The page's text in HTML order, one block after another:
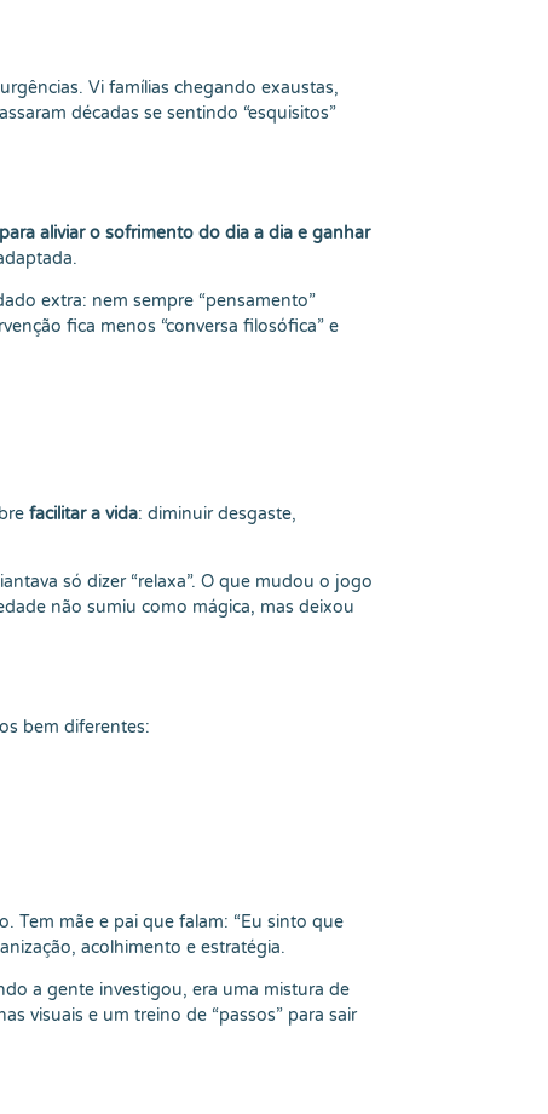
Vi famílias chegando exaustas,
décadas se sentindo “esquisitos”
aliviar o sofrimento do dia a dia e ganhar
extra: nem sempre “pensamento”
fica menos “conversa filosófica” e
facilitar a vida: diminuir desgaste,
só dizer “relaxa”. O que mudou o jogo
não sumiu como mágica, mas deixou
bem diferentes:
Tem mãe e pai que falam: “Eu sinto que
acolhimento e estratégia.
a gente investigou, era uma mistura de
visuais e um treino de “passos” para sair